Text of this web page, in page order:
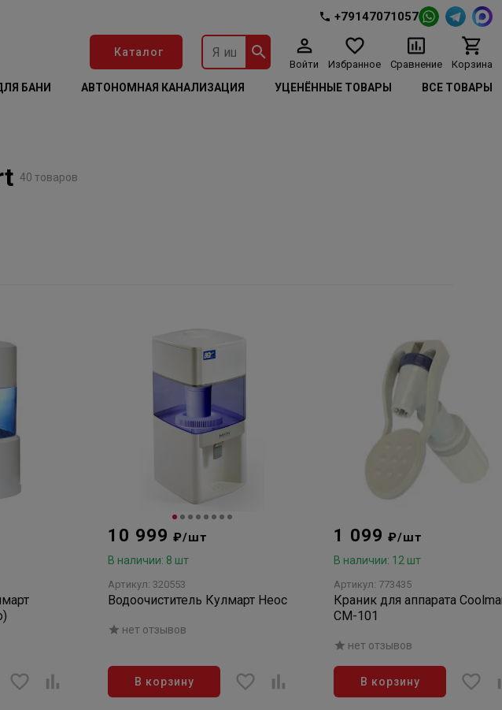
+79147071057
Каталог
Войти Избранное Сравнение Корзина
БАНИ АВТОНОМНАЯ КАНАЛИЗАЦИЯ УЦЕНЁННЫЕ ТОВАРЫ ВСЕ ТОВАРЫ
40 товаров
10 999₽/шт
В наличии: 8 шт
Артикул: 320553
Водоочиститель Кулмарт Неос
нет отзывов
В корзину
1 099 ₽/шт
В наличии: 12 шт
Артикул: 773435
Краник для аппарата
СМ-101
нет отзывов
В корзину